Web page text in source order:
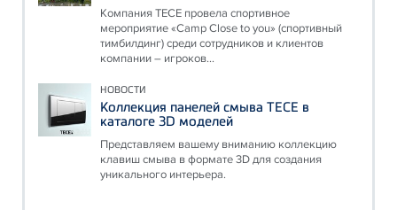
Компания ТЕСЕ провела спортивное
мероприятие «Camp Close to you» (спортивный
тимбилдинг) среди сотрудников и клиентов
компании – игроков...
НОВОСТИ
Коллекция панелей смыва ТЕСЕ в
каталоге 3D моделей
Представляем вашему вниманию коллекцию
клавиш смыва в формате 3D для создания
уникального интерьера.